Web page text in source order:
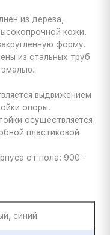
из дерева,
кожи.
форму.
из стальных труб
выдвижением
опоры.
осуществляется
пластиковой
от пола: 900 -
синий